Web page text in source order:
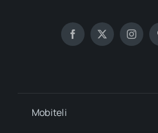
Mobiteli